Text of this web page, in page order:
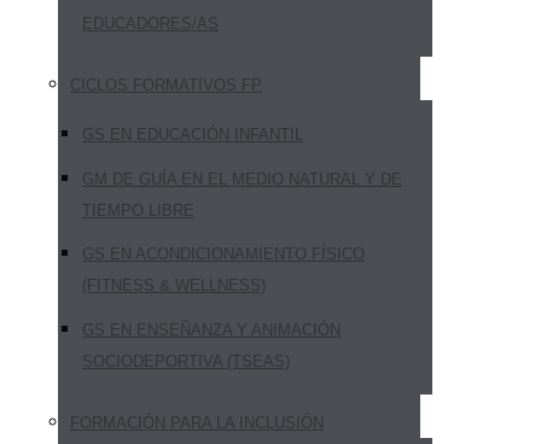
EDUCADORES/AS
CICLOS FORMATIVOS FP
GS EN EDUCACIÓN INFANTIL
GM DE GUÍA EN EL MEDIO NATURAL Y DE
TIEMPO LIBRE
GS EN ACONDICIONAMIENTO FÍSICO
(FITNESS & WELLNESS)
GS EN ENSEÑANZA Y ANIMACIÓN
SOCIODEPORTIVA (TSEAS)
FORMACIÓN PARA LA INCLUSIÓN